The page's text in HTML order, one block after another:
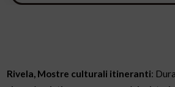
Rivela, Mostre culturali itineranti: